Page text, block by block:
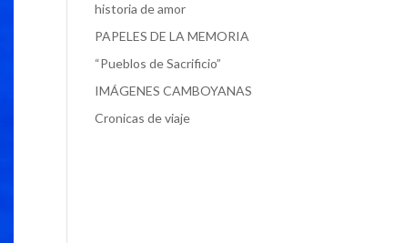
historia de amor
PAPELES DE LA MEMORIA
“Pueblos de Sacrificio”
IMÁGENES CAMBOYANAS
Cronicas de viaje